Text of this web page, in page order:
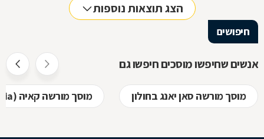
הצג תוצאות נוספות
חיפושים
אנשים שחיפשו מוסכים חיפשו גם
מוסך מורשה סאן יאנג בחולון מוסך מורשה קאיה (kia) בחולון